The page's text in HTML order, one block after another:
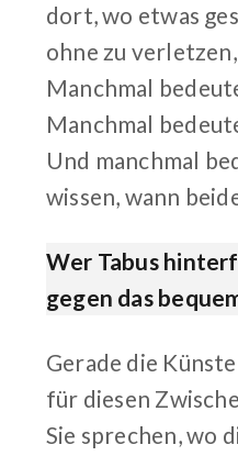
dort, wo etwas
ohne zu
Manchmal
Manchmal
Und manchmal
wissen, wann
Wer Tabus
gegen das
Gerade die
für diesen
Sie sprechen, wo